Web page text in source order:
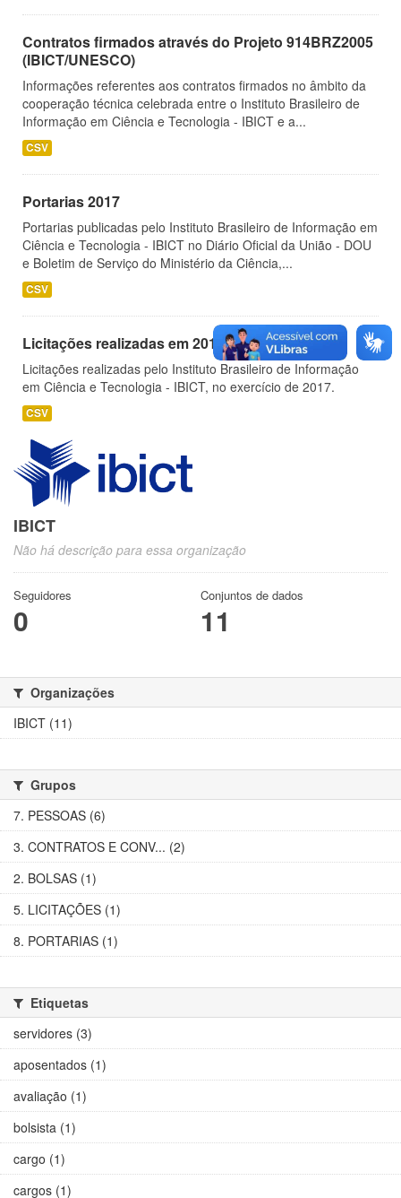
Contratos firmados através do Projeto 914BRZ2005
(IBICT/UNESCO)
Informações referentes aos contratos firmados no âmbito da
cooperação técnica celebrada entre o Instituto Brasileiro de
Informação em Ciência e Tecnologia - IBICT e a...
CSV
Portarias 2017
Portarias publicadas pelo Instituto Brasileiro de Informação em
Ciência e Tecnologia - IBICT no Diário Oficial da União - DOU
e Boletim de Serviço do Ministério da Ciência,...
CSV
Licitações realizadas em 2017
Licitações realizadas pelo Instituto Brasileiro de Informação
em Ciência e Tecnologia - IBICT, no exercício de 2017.
CSV
IBICT
Não há descrição para essa organização
Seguidores
0
Conjuntos de dados
11
Organizações
IBICT (11)
Grupos
7. PESSOAS (6)
3. CONTRATOS E CONV... (2)
2. BOLSAS (1)
5. LICITAÇÕES (1)
8. PORTARIAS (1)
Etiquetas
servidores (3)
aposentados (1)
avaliação (1)
bolsista (1)
cargo (1)
cargos (1)